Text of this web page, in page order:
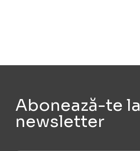
Abonează-te la
newsletter